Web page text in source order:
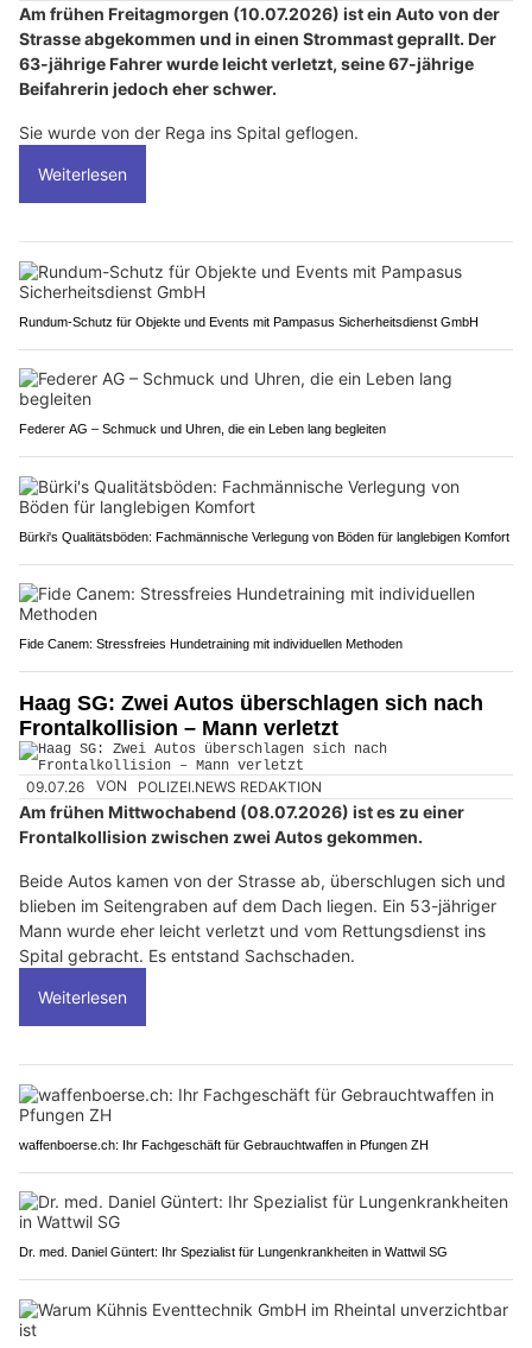
Am frühen Freitagmorgen (10.07.2026) ist ein Auto von der
Strasse abgekommen und in einen Strommast geprallt. Der
63-jährige Fahrer wurde leicht verletzt, seine 67-jährige
Beifahrerin jedoch eher schwer.
Sie wurde von der Rega ins Spital geflogen.
Weiterlesen
Rundum-Schutz für Objekte und Events mit Pampasus Sicherheitsdienst GmbH
Federer AG – Schmuck und Uhren, die ein Leben lang begleiten
Bürki's Qualitätsböden: Fachmännische Verlegung von Böden für langlebigen Komfort
Fide Canem: Stressfreies Hundetraining mit individuellen Methoden
Haag SG: Zwei Autos überschlagen sich nach
Frontalkollision – Mann verletzt
09.07.26 VON POLIZEI.NEWS REDAKTION
Am frühen Mittwochabend (08.07.2026) ist es zu einer
Frontalkollision zwischen zwei Autos gekommen.
Beide Autos kamen von der Strasse ab, überschlugen sich und
blieben im Seitengraben auf dem Dach liegen. Ein 53-jähriger
Mann wurde eher leicht verletzt und vom Rettungsdienst ins
Spital gebracht. Es entstand Sachschaden.
Weiterlesen
waffenboerse.ch: Ihr Fachgeschäft für Gebrauchtwaffen in Pfungen ZH
Dr. med. Daniel Güntert: Ihr Spezialist für Lungenkrankheiten in Wattwil SG